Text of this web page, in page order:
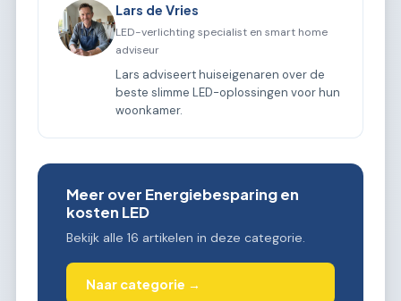
Lars de Vries
LED-verlichting specialist en smart home
adviseur
Lars adviseert huiseigenaren over de
beste slimme LED-oplossingen voor hun
woonkamer.
Meer over Energiebesparing en
kosten LED
Bekijk alle 16 artikelen in deze categorie.
Naar categorie →